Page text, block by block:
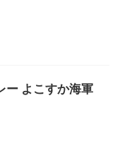
ー よこすか海軍